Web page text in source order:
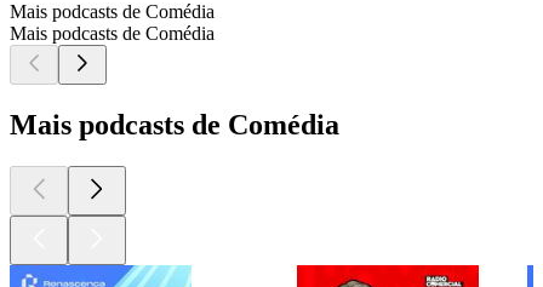
Mais podcasts de Comédia
Mais podcasts de Comédia
Mais podcasts de Comédia